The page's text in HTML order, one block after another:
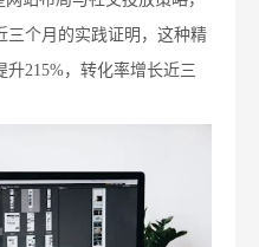
三个月的实践证明，这种精
215%，转化率增长近三